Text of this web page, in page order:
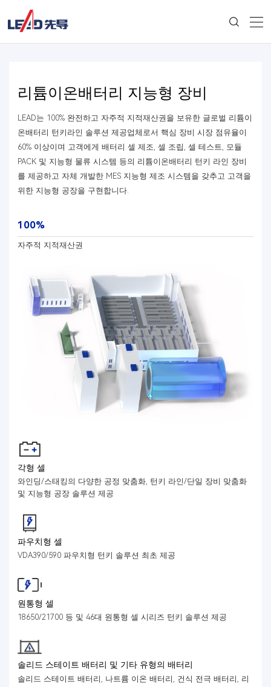
리튬이온배터리 지능형 장비
LEAD는 100% 완전하고 자주적 지적재산권을 보유한 글로벌 리튬이
온배터리 턴키라인 솔루션 제공업체로서 핵심 장비 시장 점유율이
60% 이상이며 고객에게 배터리 셀 제조, 셀 조립, 셀 테스트, 모듈
PACK 및 지능형 물류 시스템 등의 리튬이온배터리 턴키 라인 장비
를 제공하고 자체 개발한 MES 지능형 제조 시스템을 갖추고 고객을
위한 지능형 공장을 구현합니다.
100%
자주적 지적재산권
각형 셀
와인딩/스태킹의 다양한 공정 맞춤화, 턴키 라인/단일 장비 맞춤화
및 지능형 공장 솔루션 제공
파우치형 셀
VDA390/590 파우치형 턴키 솔루션 최초 제공
원통형 셀
18650/21700 등 및 46대 원통형 셀 시리즈 턴키 솔루션 제공
솔리드 스테이트 배터리 및 기타 유형의 배터리
솔리드 스테이트 배터리, 나트륨 이온 배터리, 건식 전극 배터리, 리